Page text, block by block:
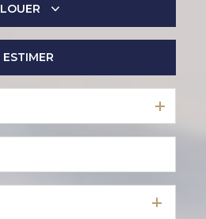
LOUER
ESTIMER